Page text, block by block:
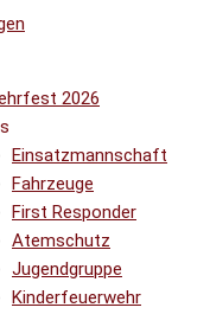
2026
Einsatzmannschaft
Fahrzeuge
First Responder
Atemschutz
Jugendgruppe
Kinderfeuerwehr